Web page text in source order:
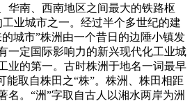
华南、西南地区之间最大的铁路枢
业城市之一。经过半个多世纪的建
城市”株洲由一个昔日的边陲小镇发
一定国际影响力的新兴现代化工业城
业的第一。古时株洲于地名一词最早
能取自株田之“株”。株洲、株田相距
名。“洲”字取自古人以湘水两岸为洲